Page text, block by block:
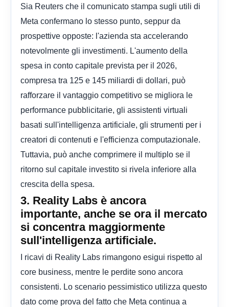
Sia Reuters che il comunicato stampa sugli utili di
Meta confermano lo stesso punto, seppur da
prospettive opposte: l'azienda sta accelerando
notevolmente gli investimenti. L'aumento della
spesa in conto capitale prevista per il 2026,
compresa tra 125 e 145 miliardi di dollari, può
rafforzare il vantaggio competitivo se migliora le
performance pubblicitarie, gli assistenti virtuali
basati sull'intelligenza artificiale, gli strumenti per i
creatori di contenuti e l'efficienza computazionale.
Tuttavia, può anche comprimere il multiplo se il
ritorno sul capitale investito si rivela inferiore alla
crescita della spesa.
3. Reality Labs è ancora
importante, anche se ora il mercato
si concentra maggiormente
sull'intelligenza artificiale.
I ricavi di Reality Labs rimangono esigui rispetto al
core business, mentre le perdite sono ancora
consistenti. Lo scenario pessimistico utilizza questo
dato come prova del fatto che Meta continua a